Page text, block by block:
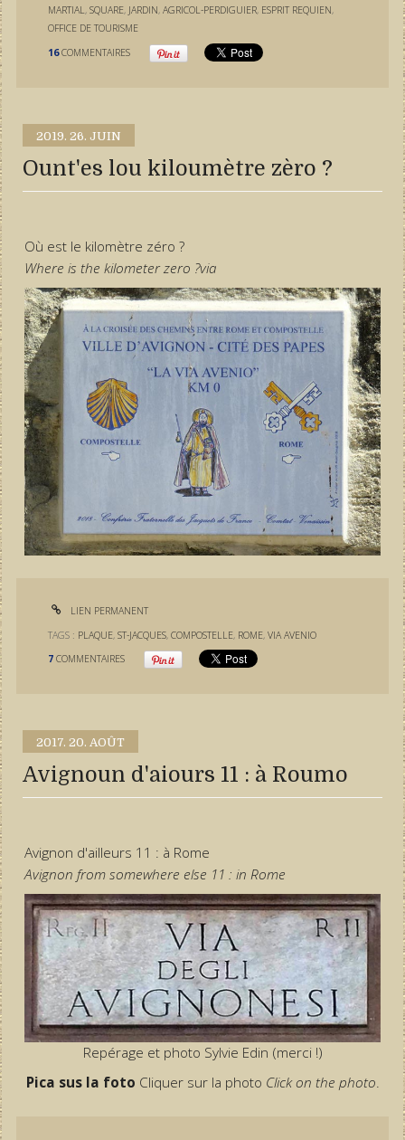
MARTIAL,SQUARE, JARDIN,AGRICOL-PERDIGUIER, ESPRIT REQUIEN,
OFFICE DE TOURISME
16 COMMENTAIRES
2019. 26. JUIN
Ount'es lou kiloumètre zèro ?
Où est le kilomètre zéro ?
Where is the kilometer zero ?via
LIEN PERMANENT
TAGS : PLAQUE,ST-JACQUES,COMPOSTELLE, ROME,VIA AVENIO
7 COMMENTAIRES
2017. 20. AOÛT
Avignoun d'aiours 11 : à Roumo
Avignon d'ailleurs 11 : à Rome
Avignon from somewhere else 11 : in Rome
Repérage et photo Sylvie Edin (merci !)
Pica sus la foto Cliquer sur la photo Click on the photo.